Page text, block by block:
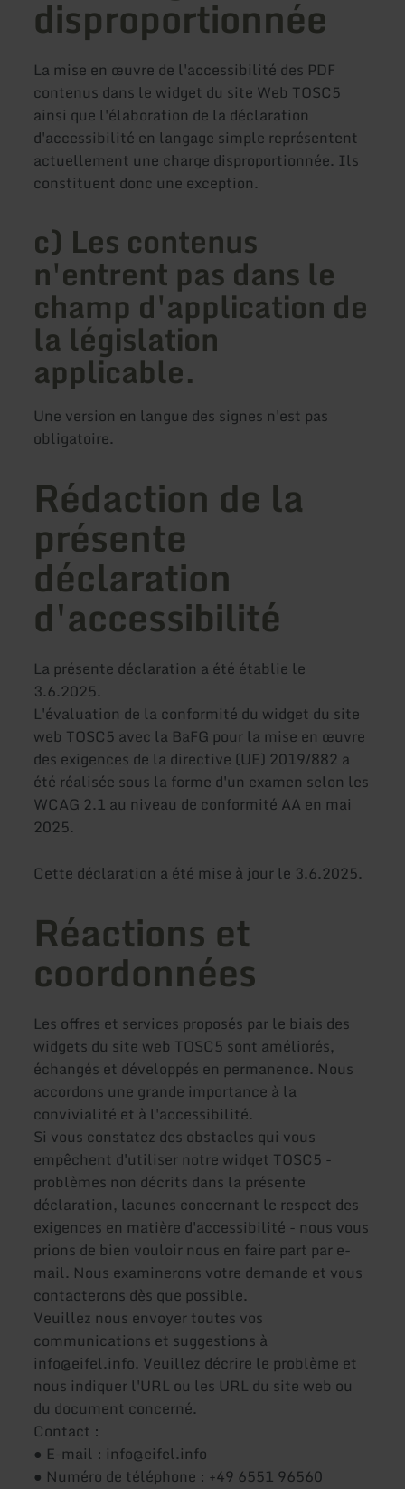
disproportionnée
La mise en œuvre de l'accessibilité des PDF
contenus dans le widget du site Web TOSC5
ainsi que l'élaboration de la déclaration
d'accessibilité en langage simple représentent
actuellement une charge disproportionnée. Ils
constituent donc une exception.
c) Les contenus
n'entrent pas dans le
champ d'application de
la législation
applicable.
Une version en langue des signes n'est pas
obligatoire.
Rédaction de la
présente
déclaration
d'accessibilité
La présente déclaration a été établie le
3.6.2025.
L'évaluation de la conformité du widget du site
web TOSC5 avec la BaFG pour la mise en œuvre
des exigences de la directive (UE) 2019/882 a
été réalisée sous la forme d'un examen selon les
WCAG 2.1 au niveau de conformité AA en mai
2025.
Cette déclaration a été mise à jour le 3.6.2025.
Réactions et
coordonnées
Les offres et services proposés par le biais des
widgets du site web TOSC5 sont améliorés,
échangés et développés en permanence. Nous
accordons une grande importance à la
convivialité et à l'accessibilité.
Si vous constatez des obstacles qui vous
empêchent d'utiliser notre widget TOSC5 -
problèmes non décrits dans la présente
déclaration, lacunes concernant le respect des
exigences en matière d'accessibilité - nous vous
prions de bien vouloir nous en faire part par e-
mail. Nous examinerons votre demande et vous
contacterons dès que possible.
Veuillez nous envoyer toutes vos
communications et suggestions à
info@eifel.info. Veuillez décrire le problème et
nous indiquer l'URL ou les URL du site web ou
du document concerné.
Contact :
● E-mail : info@eifel.info
● Numéro de téléphone : +49 6551 96560